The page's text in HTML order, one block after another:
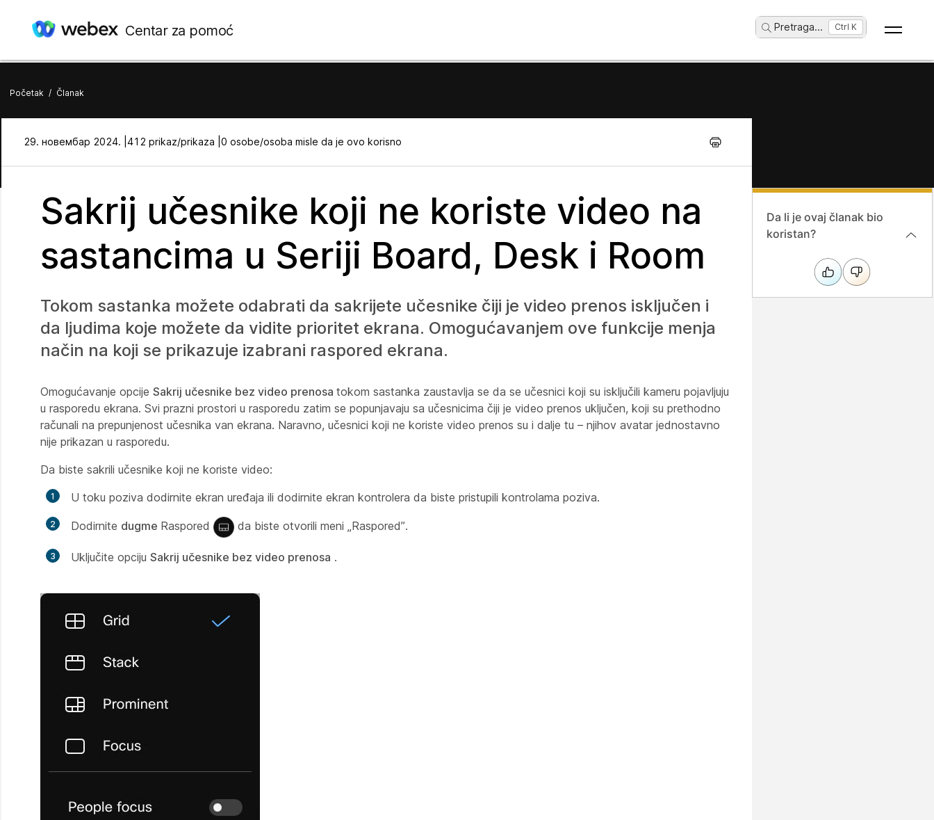
Centar za pomoć Pretraga... Ctrl K
Početak / Članak
29. новембар 2024. | 412 prikaz/prikaza | 0 osobe/osoba misle da je ovo korisno
Sakrij učesnike koji ne koriste video na
sastancima u Seriji Board, Desk i Room
Tokom sastanka možete odabrati da sakrijete učesnike čiji je video prenos isključen i
da ljudima koje možete da vidite prioritet ekrana. Omogućavanjem ove funkcije menja
način na koji se prikazuje izabrani raspored ekrana.
Omogućavanje opcije Sakrij učesnike bez video prenosa tokom sastanka zaustavlja se da se učesnici koji su isključili kameru pojavljuju
u rasporedu ekrana. Svi prazni prostori u rasporedu zatim se popunjavaju sa učesnicima čiji je video prenos uključen, koji su prethodno
računali na prepunjenost učesnika van ekrana. Naravno, učesnici koji ne koriste video prenos su i dalje tu – njihov avatar jednostavno
nije prikazan u rasporedu.
Da biste sakrili učesnike koji ne koriste video:
U toku poziva dodirnite ekran uređaja ili dodirnite ekran kontrolera da biste pristupili kontrolama poziva.
Dodirnite dugme Raspored da biste otvorili meni „Raspored”.
Uključite opciju Sakrij učesnike bez video prenosa .
Da li je ovaj članak bio
koristan?